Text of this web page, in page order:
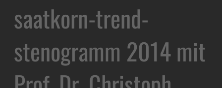
saatkorn-trend-
stenogramm 2014 mit